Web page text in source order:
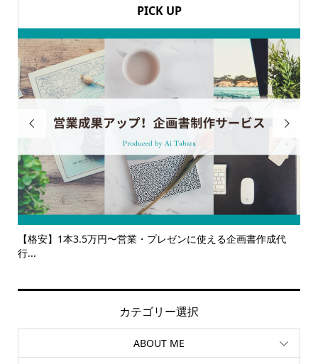
PICK UP

書作成代
【サービス一覧】広報・企画・デザインの単発依頼か

カテゴリー選択
ABOUT ME